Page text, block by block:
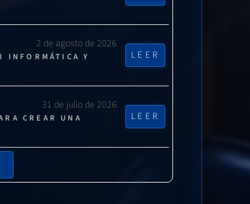
2 de agosto de 2026
INFORMÁTICA Y
LEER
31 de julio de 2026
CREAR UNA
LEER